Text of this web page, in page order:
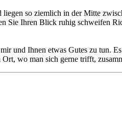
liegen so ziemlich in der Mitte
Sie Ihren Blick ruhig schweifen
und Ihnen etwas Gutes zu tun.
wo man sich gerne trifft,